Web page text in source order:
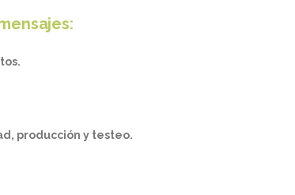
producción y testeo.